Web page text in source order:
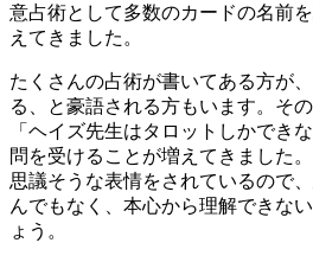
意占術として多数のカードの名前
えてきました。
たくさんの占術が書いてある方が
る、と豪語される方もいます。そ
「ヘイズ先生はタロットしかでき
問を受けることが増えてきました
思議そうな表情をされているので
んでもなく、本心から理解できな
ょう。